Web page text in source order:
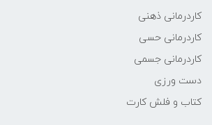
کاردرمانی ذهنی
کاردرمانی حسی
کاردرمانی جسمی
دست ورزی
کتاب و فلش کارت